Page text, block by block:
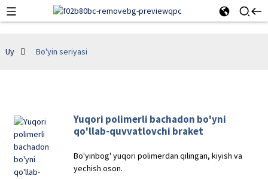
Uy Bo'yin seriyasi
Yuqori polimerli bachadon bo'yni
qo'llab-quvvatlovchi braket
Bo'yinbog' yuqori polimerdan qilingan, kiyish va
yechish oson.